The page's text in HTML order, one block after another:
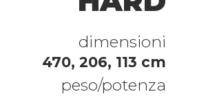
dimensioni
470, 206, 113 cm
peso/potenza